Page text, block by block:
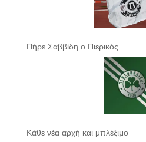
Πήρε Σαββίδη ο Πιερικός
Κάθε νέα αρχή και μπλέξιμο